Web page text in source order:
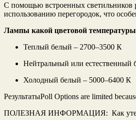
С помощью встроенных светильников
использованию перегородок, что
Лампы какой цветовой
Теплый белый – 2700–3500 К
Нейтральный или естественный
Холодный белый – 5000–6400 К
РезультатыPoll Options are limited
ПОЛЕЗНАЯ ИНФОРМАЦИЯ: Как